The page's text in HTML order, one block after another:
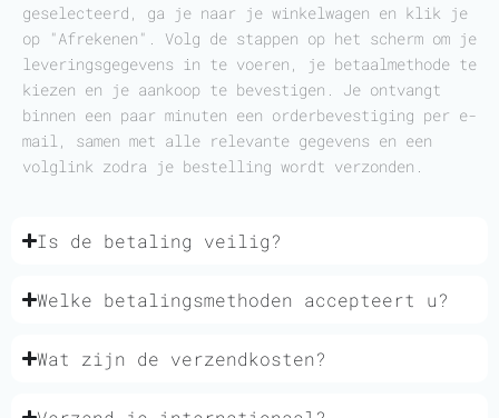
geselecteerd, ga je naar je winkelwagen en klik je
op "Afrekenen". Volg de stappen op het scherm om je
leveringsgegevens in te voeren, je betaalmethode te
kiezen en je aankoop te bevestigen. Je ontvangt
binnen een paar minuten een orderbevestiging per e-
mail, samen met alle relevante gegevens en een
volglink zodra je bestelling wordt verzonden.
Is de betaling veilig?
Welke betalingsmethoden accepteert u?
Wat zijn de verzendkosten?